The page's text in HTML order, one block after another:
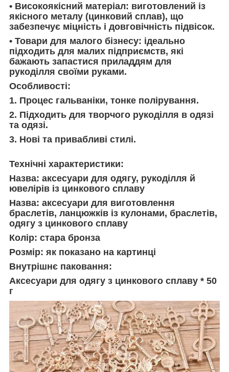
• Високоякісний матеріал: виготовлений із
якісного металу (цинковий сплав), що
забезпечує міцність і довговічність підвісок.
• Товари для малого бізнесу: ідеально
підходить для малих підприємств, які
бажають запастися приладдям для
рукоділля своїми руками.
Особливості:
1. Процес гальваніки, тонке полірування.
2. Підходить для творчого рукоділля в одязі
та одязі.
3. Нові та привабливі стилі.
Технічні характеристики:
Назва: аксесуари для одягу, рукоділля й
ювелірів із цинкового сплаву
Назва: аксесуари для виготовлення
браслетів, ланцюжків із кулонами, браслетів,
одягу з цинкового сплаву
Колір: стара бронза
Розмір: як показано на картинці
Внутрішнє паковання:
Аксесуари для одягу з цинкового сплаву * 50
г